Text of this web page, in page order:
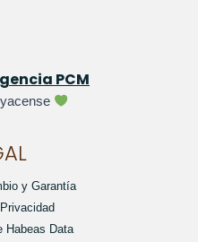
PCM
y Garantía
Habeas Data